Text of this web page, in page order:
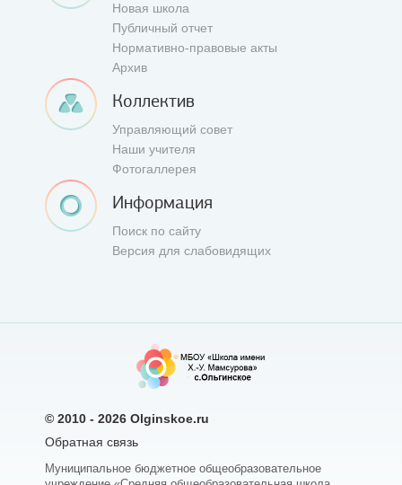
Новая школа
Публичный отчет
Нормативно-правовые акты
Архив
Коллектив
Управляющий совет
Наши учителя
Фотогаллерея
Информация
Поиск по сайту
Версия для слабовидящих
© 2010 - 2026 Olginskoe.ru
Обратная связь
Муниципальное бюджетное общеобразовательное